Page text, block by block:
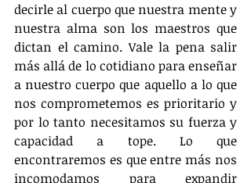
decirle al cuerpo que nuestra mente y
nuestra alma son los maestros que
dictan el camino. Vale la pena salir
más allá de lo cotidiano para enseñar
a nuestro cuerpo que aquello a lo que
nos comprometemos es prioritario y
por lo tanto necesitamos su fuerza y
capacidad a tope. Lo que
encontraremos es que entre más nos
incomodamos para expandir